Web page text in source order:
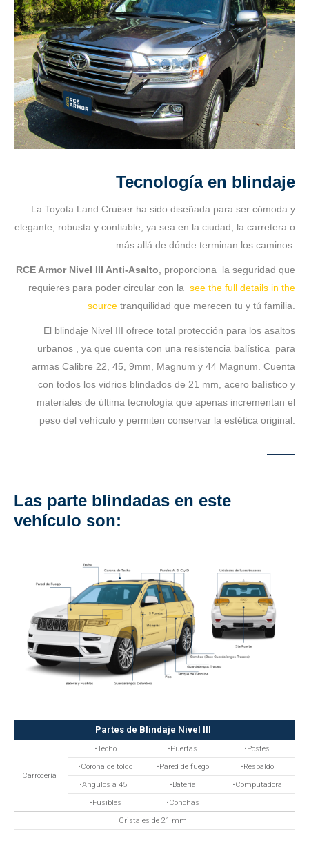
Tecnología en blindaje
La Toyota Land Cruiser ha sido diseñada para ser cómoda y
elegante, robusta y confiable, ya sea en la ciudad, la carretera o
más allá de dónde terminan los caminos.
RCE Armor Nivel III Anti-Asalto, proporciona la seguridad que
requieres para poder circular con la see the full details in the
source tranquilidad que merecen tu y tú familia.
El blindaje Nivel III ofrece total protección para los asaltos
urbanos , ya que cuenta con una resistencia balística para
armas Calibre 22, 45, 9mm, Magnum y 44 Magnum. Cuenta
con todos los vidrios blindados de 21 mm, acero balístico y
materiales de última tecnología que apenas incrementan el
peso del vehículo y permiten conservar la estética original.
Las parte blindadas en este
vehículo son:
Partes de Blindaje Nivel III
Carrocería
•Techo •Puertas
•Postes
•Corona de toldo
•Pared de fuego
•Respaldo
•Angulos a 45º
•Batería
•Computadora
•Fusibles
•Conchas
Cristales de 21 mm